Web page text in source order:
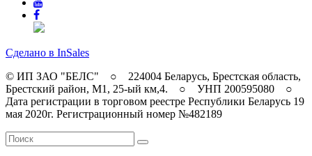
Сделано в InSales
© ИП ЗАО "БЕЛС" ○ 224004 Беларусь, Брестская область,
Брестский район, M1, 25-ый км,4. ○ УНП 200595080 ○
Дата регистрации в торговом реестре Республики Беларусь 19
мая 2020г. Регистрационный номер №482189